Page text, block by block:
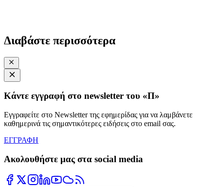
Διαβάστε περισσότερα
Κάντε εγγραφή στο newsletter του «Π»
Εγγραφείτε στο Newsletter της εφημερίδας για να λαμβάνετε
καθημερινά τις σημαντικότερες ειδήσεις στο email σας.
ΕΓΓΡΑΦΗ
Ακολουθήστε μας στα social media